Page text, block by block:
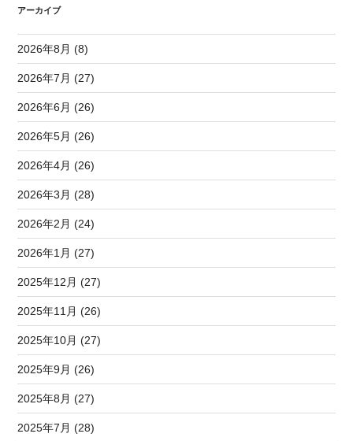
アーカイブ
2026年8月 (8)
2026年7月 (27)
2026年6月 (26)
2026年5月 (26)
2026年4月 (26)
2026年3月 (28)
2026年2月 (24)
2026年1月 (27)
2025年12月 (27)
2025年11月 (26)
2025年10月 (27)
2025年9月 (26)
2025年8月 (27)
2025年7月 (28)